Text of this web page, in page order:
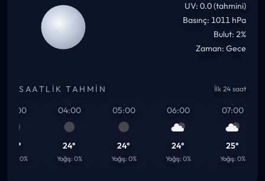
UV: 0.0 (tahmini)
Basınç: 1011 hPa
Bulut: 2%
Zaman: Gece
SAATLIK TAHMIN İlk 24 saat
0%
04:00
24°
Yağış: 0%
05:00
24°
Yağış: 0%
06:00
24°
Yağış: 0%
07:00
25°
Yağış: 0%